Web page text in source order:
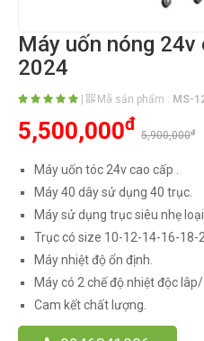
Máy uốn nóng
2024
Mã sản phẩm : MS-
5,500,000đ
5,900,000đ
Máy uốn tóc 24v cao cấp .
Máy 40 dây sử dụng 40 trục.
Máy sử dụng trục siêu nhẹ
Trục có size 10-12-14-16-18-
Máy nhiệt độ ổn định.
Máy có 2 chế độ nhiệt độc
Cam kết chất lượng.